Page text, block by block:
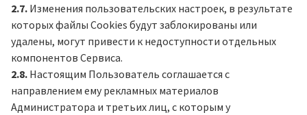
2.7. Изменения пользовательских настроек, в результате
которых файлы Cookies будут заблокированы или
удалены, могут привести к недоступности отдельных
компонентов Сервиса.
2.8. Настоящим Пользователь соглашается с
направлением ему рекламных материалов
Администратора и третьих лиц, с которым у